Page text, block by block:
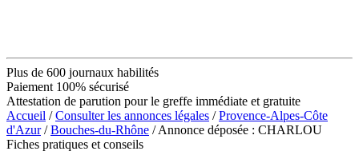
Plus de 600 journaux habilités
Paiement 100% sécurisé
Attestation de parution pour le greffe immédiate et gratuite
Accueil /Consulter les annonces légales /Provence-Alpes-Côte
d'Azur/Bouches-du-Rhône / Annonce déposée : CHARLOU
Fiches pratiques et conseils